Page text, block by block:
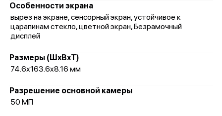
Особенности экрана
вырез на экране, сенсорный экран, устойчивое к
царапинам стекло, цветной экран, Безрамочный
дисплей
Размеры (ШxВxТ)
74.6x163.6x8.16 мм
Разрешение основной камеры
50 МП